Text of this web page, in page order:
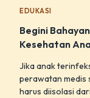
EDUKASI
Begini
Kesehatan
Jika anak
perawatan medis
harus diisolasi